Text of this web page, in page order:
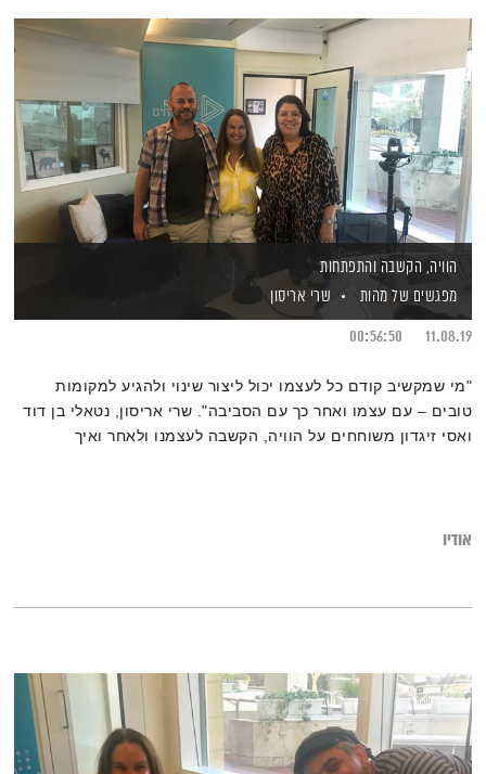
הוויה, הקשבה והתפתחות
מפגשים של מהות
שרי אריסון
11.08.19
00:56:50
"מי שמקשיב קודם כל לעצמו יכול ליצור שינוי ולהגיע למקומות
טובים – עם עצמו ואחר כך עם הסביבה". שרי אריסון, נטאלי בן דוד
ואסי זיגדון משוחחים על הוויה, הקשבה לעצמנו ולאחר ואיך
אודיו